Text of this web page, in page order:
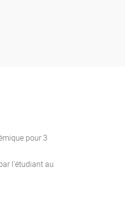
aux étudiants.
caractéristiques
pour 3
l'étudiant au